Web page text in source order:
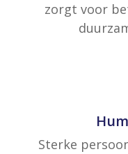
zorgt voor
Sterke